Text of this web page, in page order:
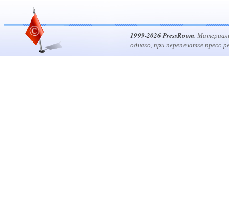
1999-2026 PressRoom.
однако, при перепечатке пресс-